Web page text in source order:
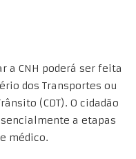
a CNH poderá ser feita
dos Transportes ou
(CDT). O cidadão
a etapas
médico.